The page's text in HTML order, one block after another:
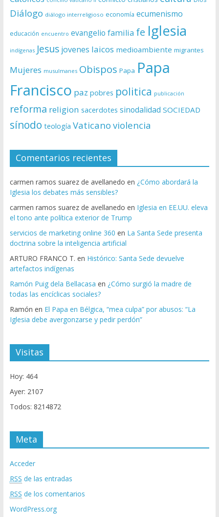
Diálogo diálogo interreligioso economía ecumenismo
educación encuentro evangelio familia fe Iglesia
indígenas Jesus jovenes laicos medioambiente migrantes
Mujeres musulmanes Obispos Papa Papa
Francisco paz pobres politica publicación
reforma religion sacerdotes sinodalidad SOCIEDAD
sínodo teología Vaticano violencia
Comentarios recientes
carmen ramos suarez de avellanedo en ¿Cómo abordará la
Iglesia los debates más sensibles?
carmen ramos suarez de avellanedo en Iglesia en EE.UU. eleva
el tono ante política exterior de Trump
servicios de marketing online 360 en La Santa Sede presenta
doctrina sobre la inteligencia artificial
ARTURO FRANCO T. en Histórico: Santa Sede devuelve
artefactos indígenas
Ramón Puig dela Bellacasa en ¿Cómo surgió la madre de
todas las encíclicas sociales?
Ramón en El Papa en Bélgica, “mea culpa” por abusos: “La
Iglesia debe avergonzarse y pedir perdón”
Visitas
Hoy: 464
Ayer: 2107
Todos: 8214872
Meta
Acceder
RSS de las entradas
RSS de los comentarios
WordPress.org